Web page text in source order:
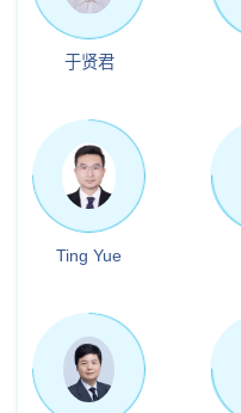
于贤君
Ting Yue